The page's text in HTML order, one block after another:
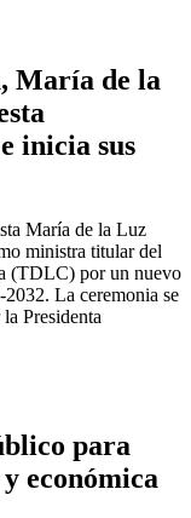
María de la
inicia sus
María de la Luz
ministra titular del
(TDLC) por un nuevo
2032. La ceremonia se
Presidenta
para
económica